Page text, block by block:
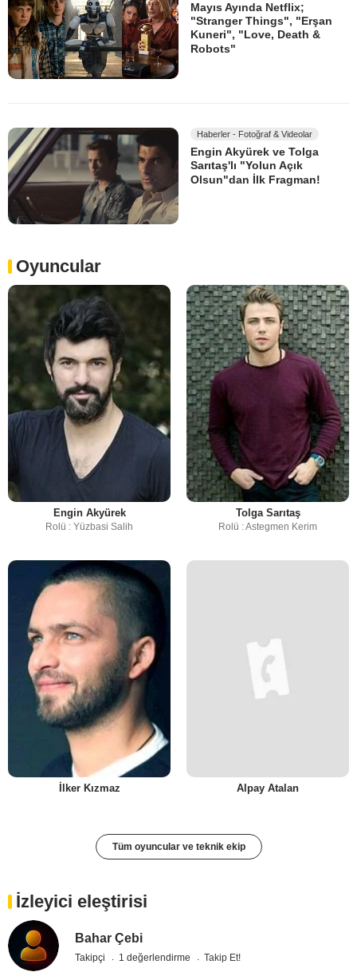
Mayıs Ayında Netflix;
"Stranger Things", "Erşan
Kuneri", "Love, Death &
Robots"
Haberler - Fotoğraf & Videolar
Engin Akyürek ve Tolga
Sarıtaş'lı "Yolun Açık
Olsun"dan İlk Fragman!
Oyuncular
Engin Akyürek
Rolü : Yüzbasi Salih
Tolga Sarıtaş
Rolü : Astegmen Kerim
İlker Kızmaz Alpay Atalan
Tüm oyuncular ve teknik ekip
İzleyici eleştirisi
Bahar Çebi
Takipçi 1 değerlendirme Takip Et!